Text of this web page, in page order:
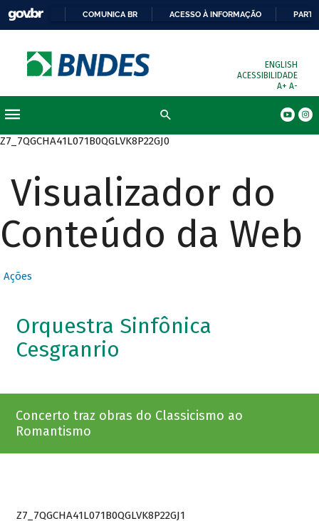
COMUNICA BR ACESSO À INFORMAÇÃO
ENGLISH
ACESSIBILIDADE
A+ A-
Z7_7QGCHA41L071B0QGLVK8P22GJ0
Visualizador do
Conteúdo da Web
Ações
Orquestra Sinfônica
Cesgranrio
Concerto traz obras do Classicismo ao
Romantismo
Z7_7QGCHA41L071B0QGLVK8P22GJ1